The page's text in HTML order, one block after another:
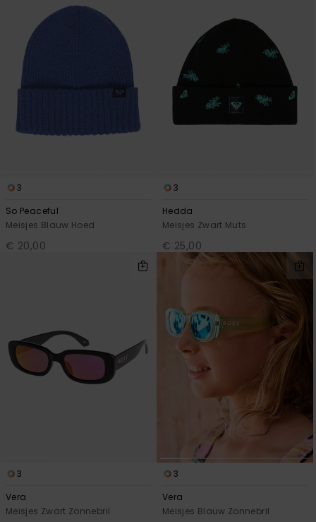
3
So Peaceful
Meisjes Blauw Hoed
€ 20,00
3
Hedda
Meisjes Zwart Muts
€ 25,00
3
Vera
Meisjes Zwart Zonnebril
3
Vera
Meisjes Blauw Zonnebril